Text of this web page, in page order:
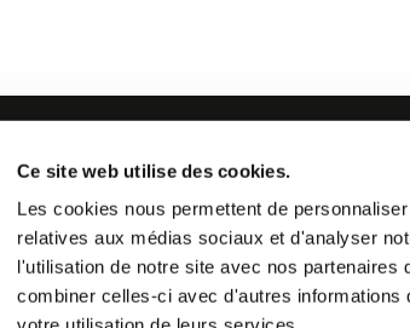
Ce site web utilise des cookies.
Les cookies nous permettent de
relatives aux médias sociaux et d'analyser
l'utilisation de notre site avec nos
combiner celles-ci avec d'autres
NOUS
e-mail :Cliquez ici
téléphone :
05 63 42 21 24
d'un appel local)